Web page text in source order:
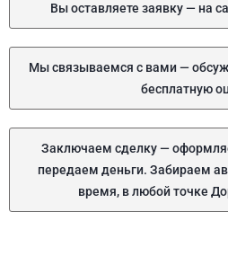
Вы оставляете заявку — на
Мы связываемся с вами —
бесплатную
Заключаем сделку —
передаем деньги. Забираем
время, в любой точке